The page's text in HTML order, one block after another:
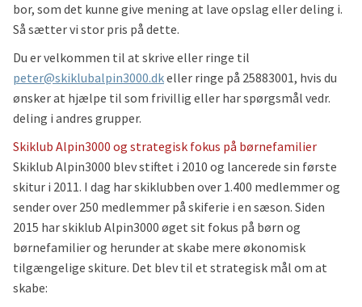
bor, som det kunne give mening at lave opslag eller deling i.
Så sætter vi stor pris på dette.
Du er velkommen til at skrive eller ringe til
peter@skiklubalpin3000.dkeller ringe på 25883001, hvis du
ønsker at hjælpe til som frivillig eller har spørgsmål vedr.
deling i andres grupper.
Skiklub Alpin3000 og strategisk fokus på børnefamilier
Skiklub Alpin3000 blev stiftet i 2010 og lancerede sin første
skitur i 2011. I dag har skiklubben over 1.400 medlemmer og
sender over 250 medlemmer på skiferie i en sæson. Siden
2015 har skiklub Alpin3000 øget sit fokus på børn og
børnefamilier og herunder at skabe mere økonomisk
tilgængelige skiture. Det blev til et strategisk mål om at
skabe: